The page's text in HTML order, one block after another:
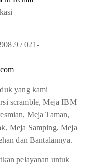
/ 021-
yang kami
scramble, Meja IBM
Meja Taman,
Meja Samping, Meja
dan Bantalannya.
pelayanan untuk